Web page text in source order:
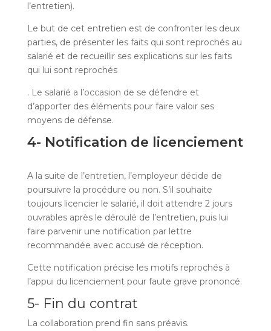
l’entretien).
Le but de cet entretien est de confronter les deux
parties, de présenter les faits qui sont reprochés au
salarié et de recueillir ses explications sur les faits
qui lui sont reprochés
. Le salarié a l’occasion de se défendre et
d’apporter des éléments pour faire valoir ses
moyens de défense.
4- Notification de licenciement
A la suite de l’entretien, l’employeur décide de
poursuivre la procédure ou non. S’il souhaite
toujours licencier le salarié, il doit attendre 2 jours
ouvrables après le déroulé de l’entretien, puis lui
faire parvenir une notification par lettre
recommandée avec accusé de réception.
Cette notification précise les motifs reprochés à
l’appui du licenciement pour faute grave prononcé.
5- Fin du contrat
La collaboration prend fin sans préavis.